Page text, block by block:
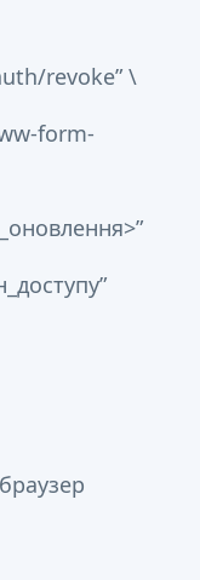
revoke” \
form-